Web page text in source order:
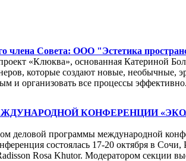
члена Совета: ООО "Эстетика
«Клюква», основанная Катериной
которые создают новые, необычные,
и организовать все процессы эффективно.
КОНФЕРЕНЦИИ
деловой программы международной
состоялась 17-20 октября в
Rosa Khutor. Модератором секции